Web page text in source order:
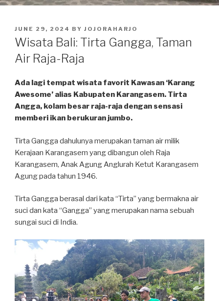
POSTED
ON
JUNE 29, 2024 BY JOJORAHARJO
Wisata Bali: Tirta Gangga, Taman
Air Raja-Raja
Ada lagi tempat wisata favorit Kawasan ‘Karang
Awesome’ alias Kabupaten Karangasem. Tirta
Angga, kolam besar raja-raja dengan sensasi
memberi ikan berukuran jumbo.
Tirta Gangga dahulunya merupakan taman air milik
Kerajaan Karangasem yang dibangun oleh Raja
Karangasem, Anak Agung Anglurah Ketut Karangasem
Agung pada tahun 1946.
Tirta Gangga berasal dari kata “Tirta” yang bermakna air
suci dan kata “Gangga” yang merupakan nama sebuah
sungai suci di India.